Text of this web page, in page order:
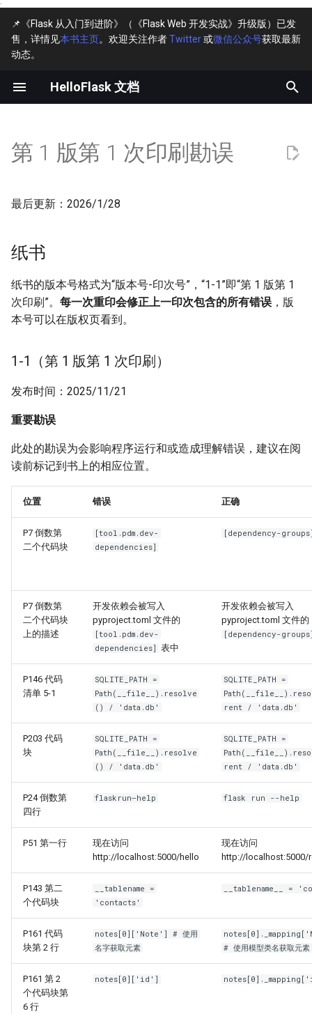
·
📌《Flask 从入门到进阶》（《Flask Web 开发实战》升级版）已发
售，详情见本书主页。欢迎关注作者Twitter或微信公众号获取最新
动态。
HelloFlask 文档
键
始
索
纸书
重要勘误
出版社引入的排版问题
P10：Windows 命令差异
主页↗
勘误 1-2
1-6
FAQ
主页↗
在线阅读↗
主页↗
第 1 版第 1 次印刷勘误
最后更新：2026/1/28
纸书
纸书的版本号格式为“版本号-印次号”，“1-1”即“第 1 版第 1
次印刷”。 每一次重印会修正上一印次包含的所有错误 ，版
本号可以在版权页看到。
1-1（第 1 版第 1 次印刷）
发布时间：2025/11/21
重要勘误
此处的勘误为会影响程序运行和或造成理解错误，建议在阅
读前标记到书上的相应位置。
位置 错误 正确
P7 倒数第
二个代码块
[tool.pdm.dev-
dependencies]
[dependency-
P7 倒数第
二个代码块
上的描述
开发依赖会被写入
pyproject.toml 文件的
[tool.pdm.dev-
dependencies]
表中
开发依赖会被写入
pyproject.toml 文件的
[dependency-
P146 代码
清单 5-1
SQLITE_PATH =
Path(__file__).resolve
() / 'data.db'
SQLITE_PATH =
rent / 'data.db'
P203 代码
块
SQLITE_PATH =
Path(__file__).resolve
() / 'data.db'
SQLITE_PATH =
rent / 'data.db'
P24 倒数第
四行
flaskrun–help flask run --help
P51 第一行
现在访问
http://localhost:5000/hello
现在访问
http://localhost:5000/
P143 第二
个代码块
__tablename =
'contacts'
__tablename__ =
P161 代码
块第 2 行
notes[0]['Note'] # 使用
名字获取元素
# 使用模型类名获取元素
P161 第 2
个代码块第
6 行
notes[0]['id']